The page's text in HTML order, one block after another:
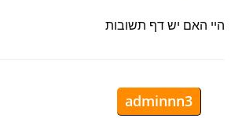
היי האם יש דף תשובות
adminnn3